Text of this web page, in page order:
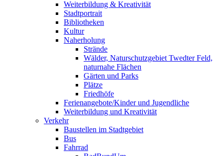
Weiterbildung & Kreativität
Stadtportrait
Bibliotheken
Kultur
Naherholung
Strände
Wälder, Naturschutzgebiet Twedter Feld,
naturnahe Flächen
Gärten und Parks
Plätze
Friedhöfe
Ferienangebote/Kinder und Jugendliche
Weiterbildung und Kreativität
Verkehr
Baustellen im Stadtgebiet
Bus
Fahrrad